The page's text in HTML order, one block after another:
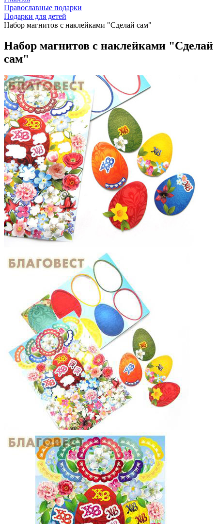
Православные подарки
Подарки для детей
Набор магнитов с наклейками "Сделай сам"
Набор магнитов с наклейками "Сделай
сам"